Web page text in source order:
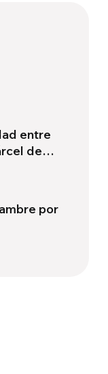
entre
de
por